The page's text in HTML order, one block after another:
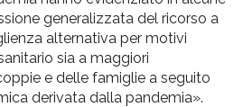
generalizzata del ricorso a
alternativa per motivi
sia a maggiori
e delle famiglie a seguito
derivata dalla pandemia».